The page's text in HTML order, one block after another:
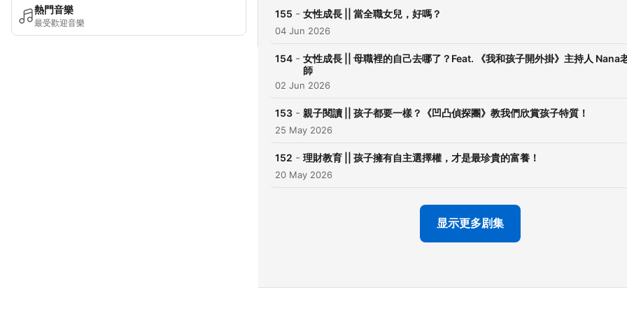
熱門音樂
最受歡迎音樂
155 - 女性成長 || 當全職女兒，好嗎？
04 Jun 2026
154 - 女性成長 || 母職裡的自己去哪了？Feat. 《我和孩子開外掛》主持人 Nana
師
02 Jun 2026
153 - 親子閱讀 || 孩子都要一樣？《凹凸偵探團》教我們欣賞孩子特質！
25 May 2026
152 - 理財教育 || 孩子擁有自主選擇權，才是最珍貴的富養！
20 May 2026
显示更多剧集